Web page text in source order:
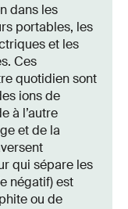
dans les
portables, les
et les
Ces
quotidien sont
ions de
à l’autre
et de la
qui sépare les
négatif) est
ou de